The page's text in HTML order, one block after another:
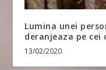
Lumina unei
deranjeaza pe
13/02/2020